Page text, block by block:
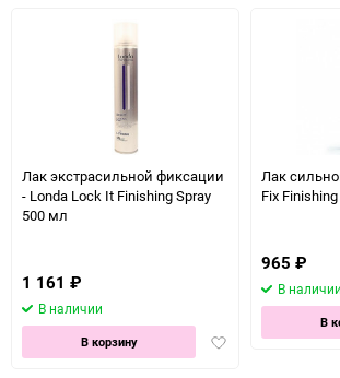
Лак экстрасильной фиксации
- Londa Lock It Finishing Spray
500 мл
1 161 ₽
В наличии
Добавить
В корзину
Лак
Fix
965 ₽
В наличии
В